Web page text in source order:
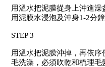
用溫水把泥膜從身上沖進澡
用泥膜水浸泡及沖身1-2分鐘
STEP 3
用溫水把泥膜沖掉，再依序
毛洗澡，必須吹乾和梳理毛